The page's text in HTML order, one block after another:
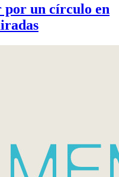
por un círculo en